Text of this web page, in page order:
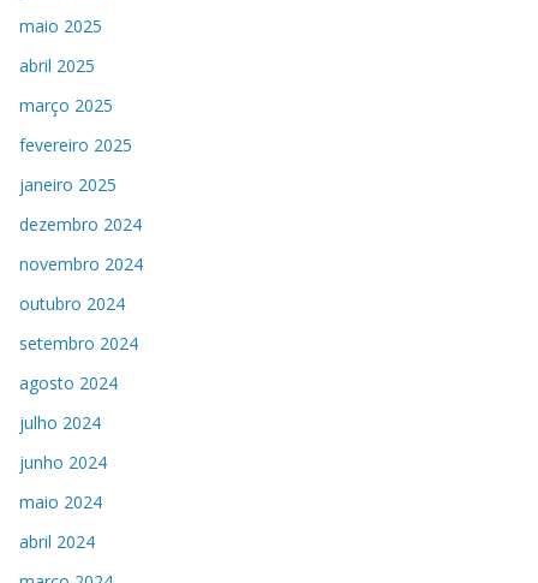
maio 2025
abril 2025
março 2025
fevereiro 2025
janeiro 2025
dezembro 2024
novembro 2024
outubro 2024
setembro 2024
agosto 2024
julho 2024
junho 2024
maio 2024
abril 2024